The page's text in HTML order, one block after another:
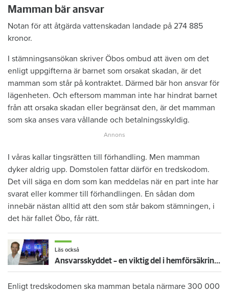
Mamman bär ansvar
Notan för att åtgärda vattenskadan landade på 274 885
kronor.
I stämningsansökan skriver Öbos ombud att även om det
enligt uppgifterna är barnet som orsakat skadan, är det
mamman som står på kontraktet. Därmed bär hon ansvar för
lägenheten. Och eftersom mamman inte har hindrat barnet
från att orsaka skadan eller begränsat den, är det mamman
som ska anses vara vållande och betalningsskyldig.
I våras kallar tingsrätten till förhandling. Men mamman
dyker aldrig upp. Domstolen fattar därför en tredskodom.
Det vill säga en dom som kan meddelas när en part inte har
svarat eller kommer till förhandlingen. En sådan dom
innebär nästan alltid att den som står bakom stämningen, i
det här fallet Öbo, får rätt.
Läs också
Ansvarsskyddet – en viktig del i hemförsäkringen
Enligt tredskodomen ska mamman betala närmare 300 000